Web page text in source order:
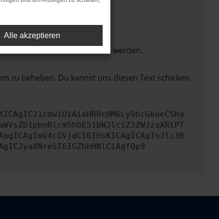
nicht mehr unterstützt werden.
zu beheben. Du kannst uns diesen Text schicken,
Alle akzeptieren